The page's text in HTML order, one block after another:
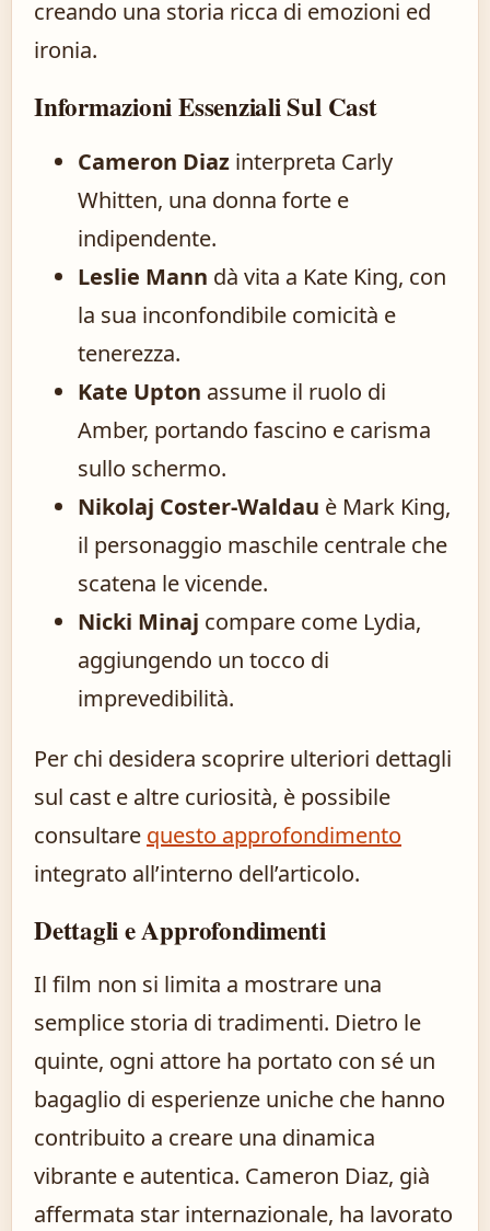
creando una storia ricca di emozioni ed
ironia.
Informazioni Essenziali Sul Cast
Cameron Diaz interpreta Carly
Whitten, una donna forte e
indipendente.
Leslie Mann dà vita a Kate King, con
la sua inconfondibile comicità e
tenerezza.
Kate Upton assume il ruolo di
Amber, portando fascino e carisma
sullo schermo.
Nikolaj Coster-Waldau è Mark King,
il personaggio maschile centrale che
scatena le vicende.
Nicki Minaj compare come Lydia,
aggiungendo un tocco di
imprevedibilità.
Per chi desidera scoprire ulteriori dettagli
sul cast e altre curiosità, è possibile
consultare questo approfondimento
integrato all’interno dell’articolo.
Dettagli e Approfondimenti
Il film non si limita a mostrare una
semplice storia di tradimenti. Dietro le
quinte, ogni attore ha portato con sé un
bagaglio di esperienze uniche che hanno
contribuito a creare una dinamica
vibrante e autentica. Cameron Diaz, già
affermata star internazionale, ha lavorato